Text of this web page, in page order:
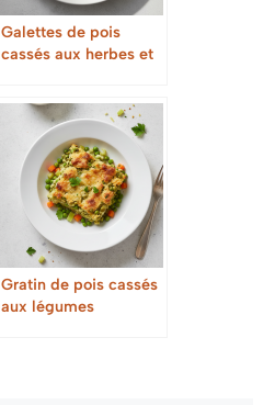
Galettes de pois
cassés aux herbes et
Gratin de pois cassés
aux légumes